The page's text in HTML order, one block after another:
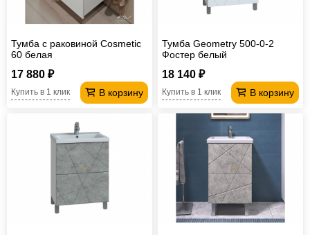
Тумба с раковиной Cosmetic
60 белая
17 880 ₽
В корзину
Купить в 1 клик
Тумба Geometry 500-0-2
Фостер белый
18 140 ₽
В корзину
Купить в 1 клик